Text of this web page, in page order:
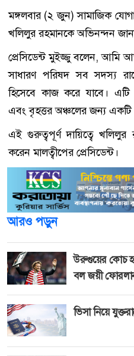
মঙ্গলবার (২ জুন) সামাজিক
খলিলুর রহমানকে অভিনন্দন
প্রেসিডেন্ট মুইজ্জু বলেন, আমি
সাধারণ পরিষদ সব সদস্য
হিসেবে কাজ করে যাবে। এটি
এবং বৃহত্তর অঞ্চলের জন্য একটি
এই গুরুত্বপূর্ণ দায়িত্বে খলিলুর
করেন মালত্বীপের প্রেসিডেন্ট।
আরও পড়ুন
উরুগুয়ের কোচ
বল জয়ী
ভিসা নিয়ে